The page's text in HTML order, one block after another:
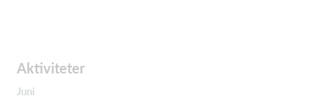
Aktiviteter
Juni